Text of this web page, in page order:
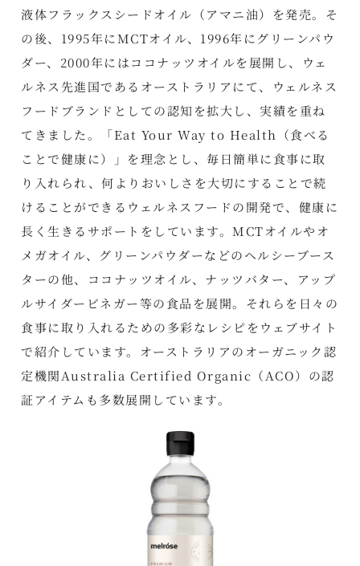
液体フラックスシードオイル（アマニ油）を発売。そ
の後、1995年にMCTオイル、1996年にグリーンパウ
ダー、2000年にはココナッツオイルを展開し、ウェ
ルネス先進国であるオーストラリアにて、ウェルネス
フードブランドとしての認知を拡大し、実績を重ね
てきました。「Eat Your Way to Health（食べる
ことで健康に）」を理念とし、毎日簡単に食事に取
り入れられ、何よりおいしさを大切にすることで続
けることができるウェルネスフードの開発で、健康に
長く生きるサポートをしています。MCTオイルやオ
メガオイル、グリーンパウダーなどのヘルシーブース
ターの他、ココナッツオイル、ナッツバター、アップ
ルサイダービネガー等の食品を展開。それらを日々の
食事に取り入れるための多彩なレシピをウェブサイト
で紹介しています。オーストラリアのオーガニック認
定機関Australia Certified Organic（ACO）の認
証アイテムも多数展開しています。